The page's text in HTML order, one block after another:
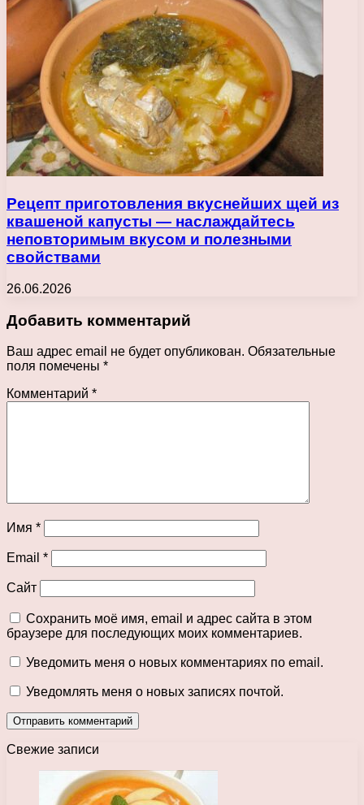
Рецепт приготовления вкуснейших щей из
квашеной капусты — наслаждайтесь
неповторимым вкусом и полезными
свойствами
26.06.2026
Добавить комментарий
Ваш адрес email не будет опубликован. Обязательные
поля помечены *
Комментарий *
Имя *
Email *
Сайт
Сохранить моё имя, email и адрес сайта в этом
браузере для последующих моих комментариев.
Уведомить меня о новых комментариях по email.
Уведомлять меня о новых записях почтой.
Свежие записи